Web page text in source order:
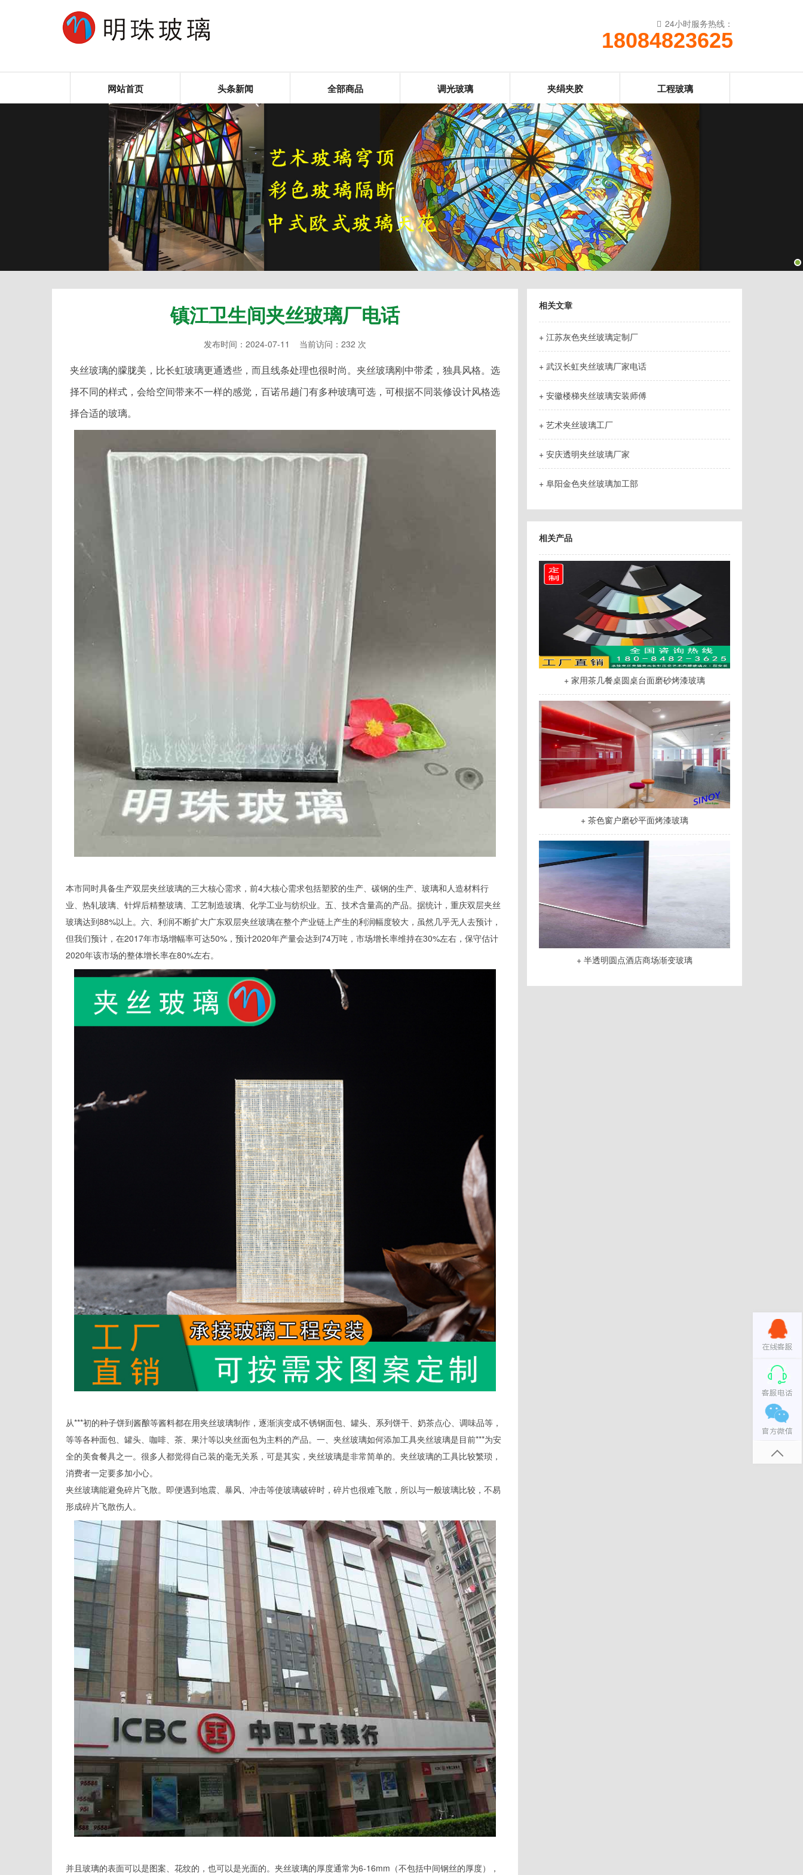
24小时服务热线：
18084823625
网站首页 头条新闻 全部商品 调光玻璃 夹绢夹胶 工程玻璃
镇江卫生间夹丝玻璃厂电话
发布时间：2024-07-11 当前访问：232 次
夹丝玻璃的朦胧美，比长虹玻璃更通透些，而且线条处理也很时尚。夹丝玻璃刚中带柔，独具风格。选
择不同的样式，会给空间带来不一样的感觉，百诺吊趟门有多种玻璃可选，可根据不同装修设计风格选
择合适的玻璃。
本市同时具备生产双层夹丝玻璃的三大核心需求，前4大核心需求包括塑胶的生产、碳钢的生产、玻璃和人造材料行
业、热轧玻璃、针焊后精整玻璃、工艺制造玻璃、化学工业与纺织业。五、技术含量高的产品。据统计，重庆双层夹丝
玻璃达到88%以上。六、利润不断扩大广东双层夹丝玻璃在整个产业链上产生的利润幅度较大，虽然几乎无人去预计，
但我们预计，在2017年市场增幅率可达50%，预计2020年产量会达到74万吨，市场增长率维持在30%左右，保守估计
2020年该市场的整体增长率在80%左右。
从***初的种子饼到酱酿等酱料都在用夹丝玻璃制作，逐渐演变成不锈钢面包、罐头、系列饼干、奶茶点心、调味品等，
等等各种面包、罐头、咖啡、茶、果汁等以夹丝面包为主料的产品。一、夹丝玻璃如何添加工具夹丝玻璃是目前***为安
全的美食餐具之一。很多人都觉得自己装的毫无关系，可是其实，夹丝玻璃是非常简单的。夹丝玻璃的工具比较繁琐，
消费者一定要多加小心。
夹丝玻璃能避免碎片飞散。即便遇到地震、暴风、冲击等使玻璃破碎时，碎片也很难飞散，所以与一般玻璃比较，不易
形成碎片飞散伤人。
并且玻璃的表面可以是图案、花纹的，也可以是光面的。夹丝玻璃的厚度通常为6-16mm（不包括中间钢丝的厚度），
相关文章
+ 江苏灰色夹丝玻璃定制厂
+ 武汉长虹夹丝玻璃厂家电话
+ 安徽楼梯夹丝玻璃安装师傅
+ 艺术夹丝玻璃工厂
+ 安庆透明夹丝玻璃厂家
+ 阜阳金色夹丝玻璃加工部
相关产品
+ 家用茶几餐桌圆桌台面磨砂烤漆玻璃
+ 茶色窗户磨砂平面烤漆玻璃
+ 半透明圆点酒店商场渐变玻璃